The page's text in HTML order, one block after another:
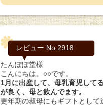
レビュー No.2918
たんぽぽ堂様
こんにちは。○○です。
1月に出産して、母乳育児して
が良く、母と飲んでます。
更年期の叔母にもギフトとして